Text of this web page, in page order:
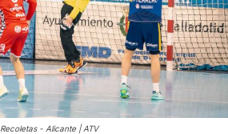
Recoletas - Alicante | ATV